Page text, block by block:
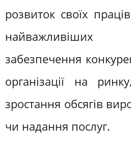
розвиток своїх
забезпечення
організації на
зростання обсягів
чи надання послуг.